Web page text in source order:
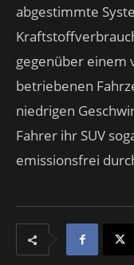
abgestimmte
gegenüber einem
betriebenen
niedrigen
Fahrer ihr SUV
emissionsfrei